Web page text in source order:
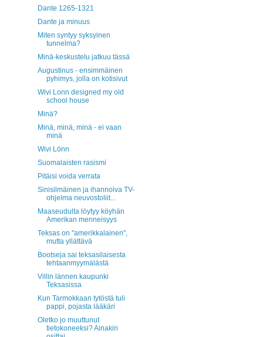
Dante 1265-1321
Dante ja minuus
Miten syntyy syksyinen
tunnelma?
Minä-keskustelu jatkuu tässä
Augustinus - ensimmäinen
pyhimys, jolla on kotisivut
Wivi Lonn designed my old
school house
Minä?
Minä, minä, minä - ei vaan
minä
Wivi Lönn
Suomalaisten rasismi
Pitäisi voida verrata
Sinisilmäinen ja ihannoiva TV-
ohjelma neuvostoliit...
Maaseudulta löytyy köyhän
Amerikan menneisyys
Teksas on "amerikkalainen",
mutta yllättävä
Bootseja sai teksasilaisesta
tehtaanmyymälästä
Villin lännen kaupunki
Teksasissa
Kun Tarmokkaan tytöstä tuli
pappi, pojasta lääkäri
Oletko jo muuttunut
tietokoneeksi? Ainakin